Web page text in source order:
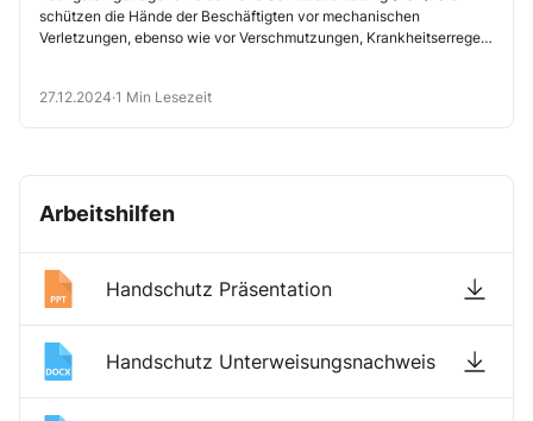
schützen die Hände der Beschäftigten vor mechanischen
Verletzungen, ebenso wie vor Verschmutzungen, Krankheitserregern
27.12.2024·1 Min Lesezeit
Arbeitshilfen
Handschutz Präsentation
Handschutz Unterweisungsnachweis